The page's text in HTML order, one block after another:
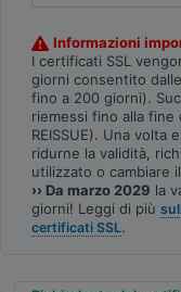
Informazioni
I certificati SSL
giorni consentito
fino a 200 giorni).
riemessi fino alla fine
REISSUE). Una volta
ridurne la validità,
utilizzato o cambiare
›› Da marzo 2029 la
giorni! Leggi di più
certificati SSL.